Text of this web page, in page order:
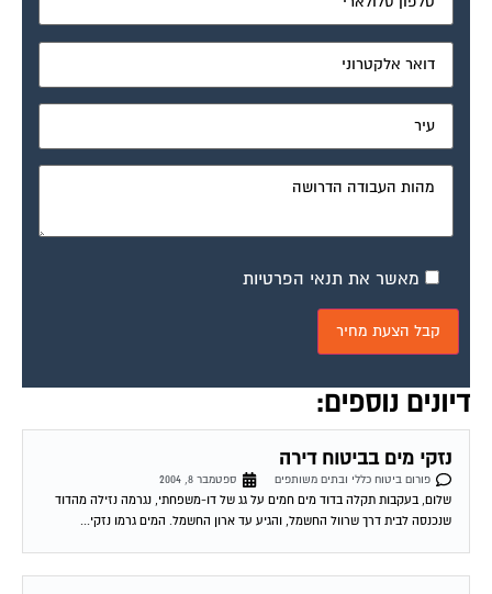
מאשר את תנאי הפרטיות
דיונים נוספים:
נזקי מים בביטוח דירה
פורום ביטוח כללי ובתים משותפים
ספטמבר 8, 2004
שלום, בעקבות תקלה בדוד מים חמים על גג של דו-משפחתי, נגרמה נזילה מהדוד
שנכנסה לבית דרך שרוול החשמל, והגיע עד ארון החשמל. המים גרמו נזקי...